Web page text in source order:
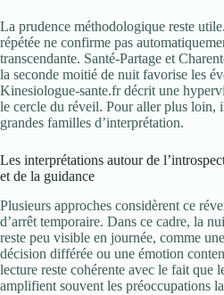
La prudence méthodologique reste
répétée ne confirme pas
transcendante. Santé-Partage et
la seconde moitié de nuit favorise les
Kinesiologue-sante.fr décrit une
le cercle du réveil. Pour aller plus loin,
grandes familles d’interprétation.
Les interprétations autour de
et de la guidance
Plusieurs approches considèrent ce
d’arrêt temporaire. Dans ce cadre, la
reste peu visible en journée, comme
décision différée ou une émotion
lecture reste cohérente avec le fait que
amplifient souvent les préoccupations